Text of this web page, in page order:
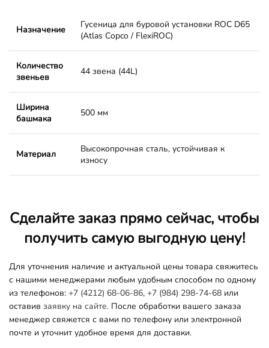
Назначение
Гусеница для буровой установки ROC D65
(Atlas Copco / FlexiROC)
Количество
звеньев
44 звена (44L)
Ширина
башмака
500 мм
Материал
Высокопрочная сталь, устойчивая к
износу
Сделайте заказ прямо сейчас, чтобы
получить самую выгодную цену!
Для уточнения наличие и актуальной цены товара свяжитесь
с нашими менеджерами любым удобным способом по одному
из телефонов: +7 (4212) 68-06-86, +7 (984) 298-74-68 или
оставив заявку на сайте. После обработки вашего заказа
менеджер свяжется с вами по телефону или электронной
почте и уточнит удобное время для доставки.